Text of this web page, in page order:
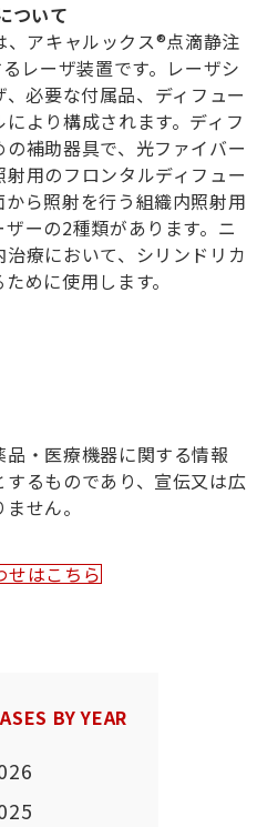
ついて
、アキャルックス®点滴静注
レーザ装置です。レーザシ
、必要な付属品、 ディフュー
より構成されます。ディフ
補助器具で、光ファイバー
用のフロンタルディフュー
ら照射を行う組織内照射用
ーの2種類があります。ニ
療において、シリンドリカ
めに使用します。
・医療機器に関する情報
るものであり、宣伝又は広
せん。
せはこちら
BY YEAR